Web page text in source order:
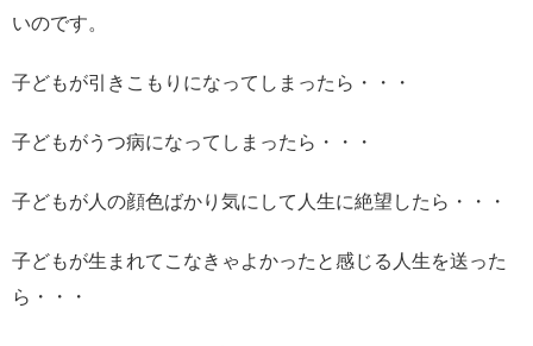
いのです。
子どもが引きこもりになってしまったら・・・
子どもがうつ病になってしまったら・・・
子どもが人の顔色ばかり気にして人生に絶望したら・・・
子どもが生まれてこなきゃよかったと感じる人生を送った
ら・・・